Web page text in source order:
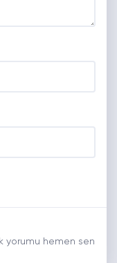
yorumu hemen sen